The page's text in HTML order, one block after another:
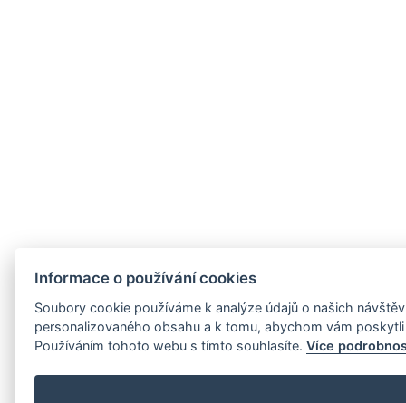
Informace o používání cookies
Soubory cookie používáme k analýze údajů o našich
personalizovaného obsahu a k tomu, abychom vám
Používáním tohoto webu s tímto souhlasíte.Více